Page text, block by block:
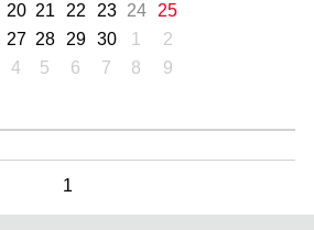
20 21 22 23 24
25
27 28 29 30 1
2
4 5 6 7 8 9
1